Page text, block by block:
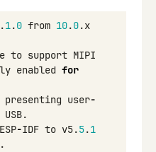
.1.0 from 10.0.x
to support MIPI
enabled for
presenting user-
USB.
ESP-IDF to v5.5.1
.